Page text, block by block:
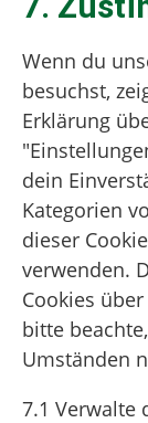
service
sonstiges
Wenn du
besuchst,
Erklärung
dein
Kategorien
dieser
verwenden.
Cookies
bitte
Umständen
7.1 Verwalte